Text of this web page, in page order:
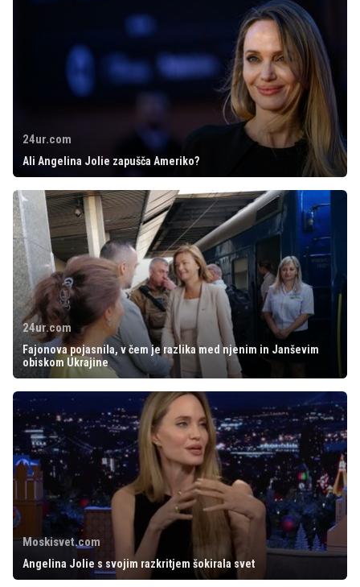
24ur.com
Ali Angelina Jolie zapušča Ameriko?
24ur.com
Fajonova pojasnila, v čem je razlika med njenim in Janševim
obiskom Ukrajine
Moskisvet.com
Angelina Jolie s svojim razkritjem šokirala svet